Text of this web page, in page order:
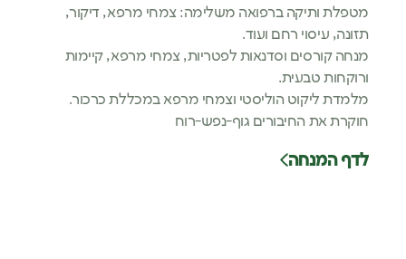
מטפלת ותיקה ברפואה משלימה: צמחי מרפא, דיקור,
תזונה, עיסוי רחם ועוד.
מנחה קורסים וסדנאות לפטריות, צמחי מרפא, קיימות
ורוקחות טבעית.
מלמדת ליקוט הוליסטי וצמחי מרפא במכללת כרכור.
חוקרת את החיבורים גוף-נפש-רוח
לדף המנחה